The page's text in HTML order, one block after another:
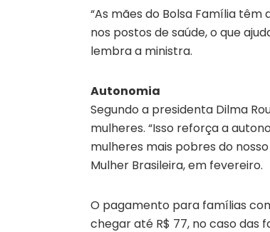
“As mães do Bolsa Família
nos postos de saúde, o que
lembra a ministra.
Autonomia
Segundo a presidenta Dilma
mulheres. “Isso reforça a
mulheres mais pobres do
Mulher Brasileira, em fevereiro.
O pagamento para famílias
chegar até R$ 77, no caso das